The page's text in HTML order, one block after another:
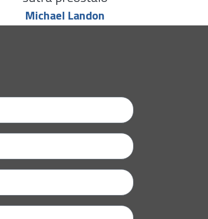
Michael Landon